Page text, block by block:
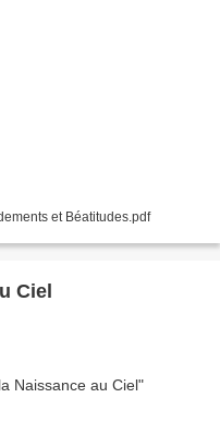
et Béatitudes.pdf
Ciel